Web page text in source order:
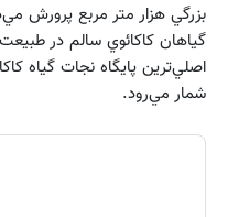
بزرگي هزار متر مربع پرورش
اصلي‌ترين پايگاه نجات گياه
شمار مي‌رود.